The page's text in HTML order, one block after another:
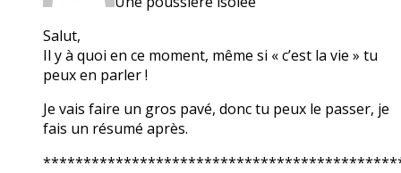
Salut,
Il y à quoi en ce moment, même si « c’est la vie » tu
peux en parler !
Je vais faire un gros pavé, donc tu peux le passer, je
fais un résumé après.